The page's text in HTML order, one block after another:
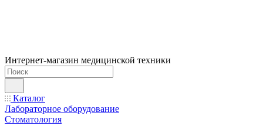
Интернет-магазин медицинской техники
Каталог
Лабораторное оборудование
Стоматология